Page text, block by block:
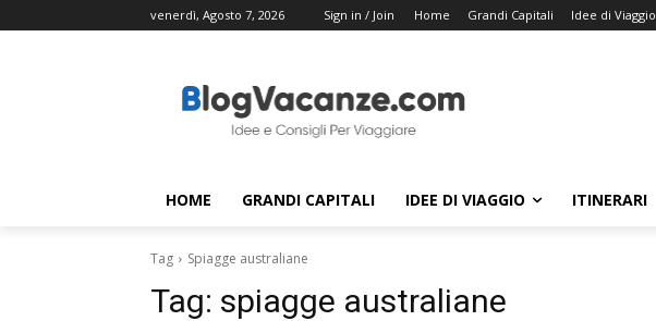
venerdì, Agosto 7, 2026 Sign in / Join Home Grandi Capitali Idee di Viaggio
HOME GRANDI CAPITALI IDEE DI VIAGGIO ITINERARI
Tag Spiagge australiane
Tag: spiagge australiane